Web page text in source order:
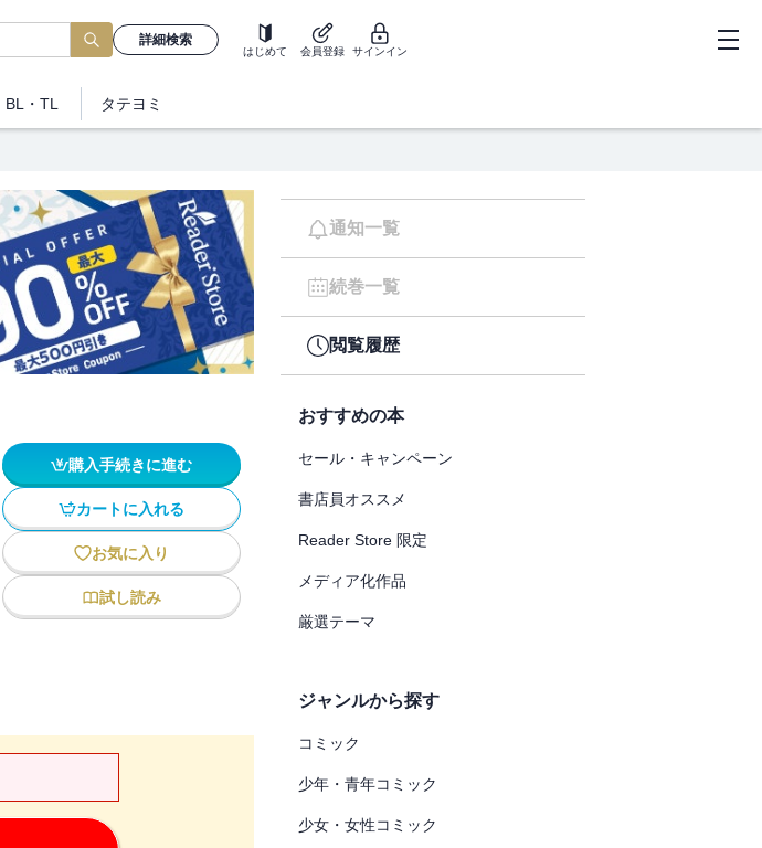
詳細検索
はじめて 会員登録 サインイン
BL・TL タテヨミ
購入手続きに進む
カートに入れる
お気に入り
試し読み
通知一覧
続巻一覧
閲覧履歴
おすすめの本
セール・キャンペーン
書店員オススメ
Reader Store 限定
メディア化作品
厳選テーマ
ジャンルから探す
コミック
少年・青年コミック
少女・女性コミック